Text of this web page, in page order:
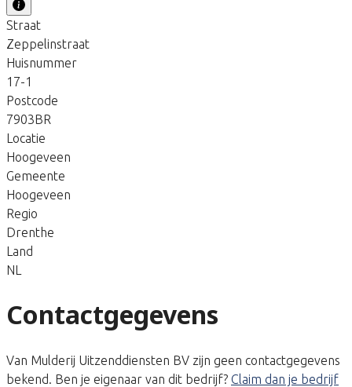
Straat
Zeppelinstraat
Huisnummer
17-1
Postcode
7903BR
Locatie
Hoogeveen
Gemeente
Hoogeveen
Regio
Drenthe
Land
NL
Contactgegevens
Van Mulderij Uitzenddiensten BV zijn geen contactgegevens
bekend. Ben je eigenaar van dit bedrijf? Claim dan je bedrijf